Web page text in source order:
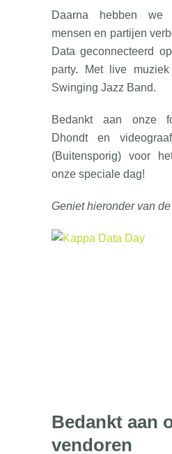
Daarna hebben we
mensen en partijen
Data geconnecteerd
party. Met live
Swinging Jazz Band.
Bedankt aan onze
Dhondt en
(Buitensporig) voor
onze speciale dag!
Geniet hieronder van
Bedankt aan
vendoren